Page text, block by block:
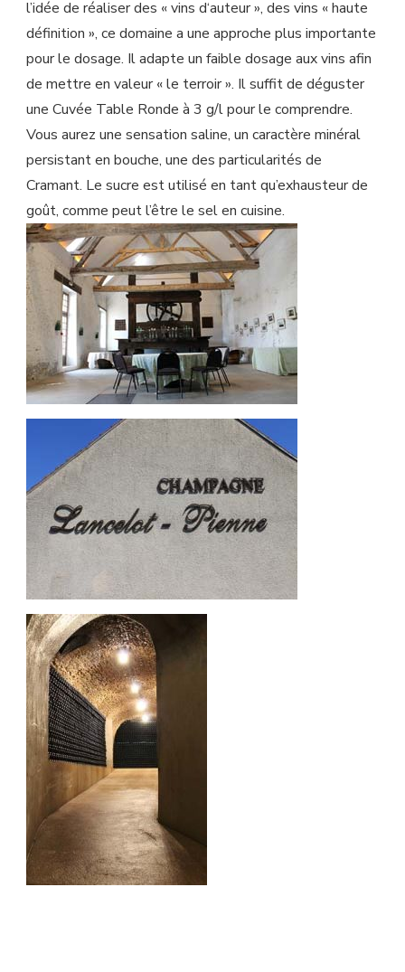
l’idée de réaliser des « vins d‘auteur », des vins « haute
définition », ce domaine a une approche plus importante
pour le dosage. Il adapte un faible dosage aux vins afin
de mettre en valeur « le terroir ». Il suffit de déguster
une Cuvée Table Ronde à 3 g/l pour le comprendre.
Vous aurez une sensation saline, un caractère minéral
persistant en bouche, une des particularités de
Cramant. Le sucre est utilisé en tant qu’exhausteur de
goût, comme peut l’être le sel en cuisine.